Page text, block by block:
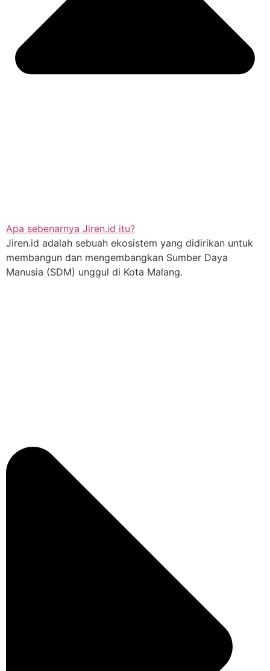
Apa sebenarnya Jiren.id itu?
Jiren.id adalah sebuah ekosistem yang didirikan untuk
membangun dan mengembangkan Sumber Daya
Manusia (SDM) unggul di Kota Malang.